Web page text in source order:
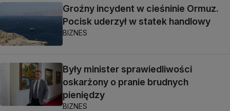
Groźny incydent w cieśninie Ormuz.
Pocisk uderzył w statek handlowy
BIZNES
Były minister sprawiedliwości
oskarżony o pranie brudnych
pieniędzy
BIZNES